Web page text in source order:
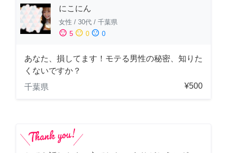
にこにん
女性 / 30代 / 千葉県
sentiment_satisfied 5 sentiment_neutral 0 sentiment_dissatisfied 0
あなた、損してます！モテる男性の秘密、知りた
くないですか？
千葉県
¥500